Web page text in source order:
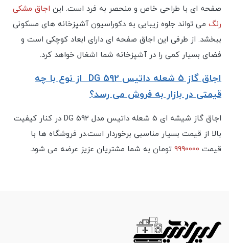
صفحه ای با طراحی خاص و منحصر به فرد است. این اجاق مشکی
رنگ می تواند جلوه زیبایی به دکوراسیون آشپزخانه های مسکونی
ببخشد. از طرفی این اجاق صفحه ای دارای ابعاد کوچکی است و
فضای بسیار کمی را در آشپزخانه شما اشغال خواهد کرد.
اجاق گاز 5 شعله داتیس DG 592 از نوع با چه
قیمتی در بازار به فروش می رسد؟
اجاق گاز شیشه ای 5 شعله داتیس مدل DG 592 در کنار کیفیت
بالا از قیمت بسیار مناسبی برخوردار است.در فروشگاه ها با
قیمت
تومان به شما مشتریان عزیز عرضه می شود.